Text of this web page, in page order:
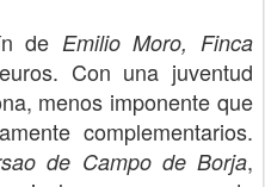
de Emilio Moro, Finca
Con una juventud
menos imponente que
complementarios.
de Campo de Borja,